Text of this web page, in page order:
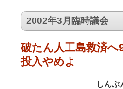
2002年3月臨時議会
破たん人工島救済
投入やめよ
しんぶ